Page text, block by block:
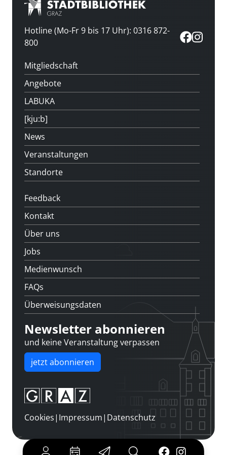
Hotline (Mo-Fr 9 bis 17 Uhr): 0316 872-
800
Mitgliedschaft
Angebote
LABUKA
[kju:b]
News
Veranstaltungen
Standorte
Feedback
Kontakt
Über uns
Jobs
Medienwunsch
FAQs
Überweisungsdaten
Newsletter abonnieren
und keine Veranstaltung verpassen
jetzt abonnieren
Cookies| Impressum| Datenschutz